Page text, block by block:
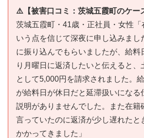
⚠️【被害口コミ：茨城五霞町のケー
茨城五霞町・41歳・正社員・女性「
いう点を信じて深夜に申し込みまし
に振り込んでもらいましたが、給料
り月曜日に返済したいと伝えると、
として5,000円を請求されました。
が給料日が休日だと延滞扱いになる
説明がありませんでした。また在籍
言っていたのに返済が少し遅れたと
かかってきました」